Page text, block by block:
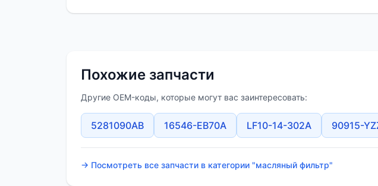
Похожие запчасти
Другие OEM-коды, которые могут вас заинтересовать:
5281090AB 16546-EB70A LF10-14-302A 90915-
→ Посмотреть все запчасти в категории "масляный фильтр"